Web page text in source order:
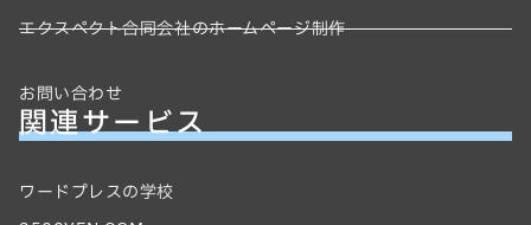
エクスペクト合同会社のホームページ制作
お問い合わせ
関連サービス
ワードプレスの学校